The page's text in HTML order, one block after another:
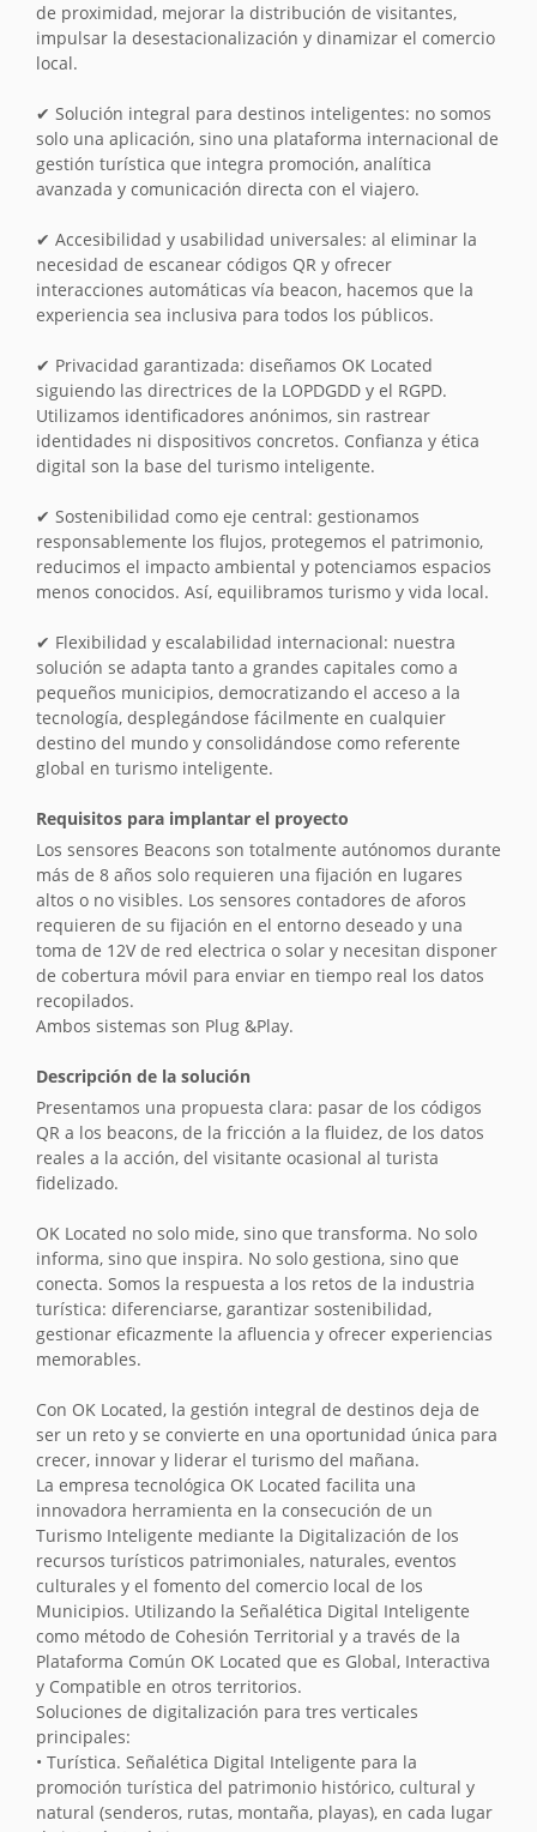
de proximidad, mejorar la distribución de visitantes,
impulsar la desestacionalización y dinamizar el comercio
local.
✔ Solución integral para destinos inteligentes: no somos
solo una aplicación, sino una plataforma internacional de
gestión turística que integra promoción, analítica
avanzada y comunicación directa con el viajero.
✔ Accesibilidad y usabilidad universales: al eliminar la
necesidad de escanear códigos QR y ofrecer
interacciones automáticas vía beacon, hacemos que la
experiencia sea inclusiva para todos los públicos.
✔ Privacidad garantizada: diseñamos OK Located
siguiendo las directrices de la LOPDGDD y el RGPD.
Utilizamos identificadores anónimos, sin rastrear
identidades ni dispositivos concretos. Confianza y ética
digital son la base del turismo inteligente.
✔ Sostenibilidad como eje central: gestionamos
responsablemente los flujos, protegemos el patrimonio,
reducimos el impacto ambiental y potenciamos espacios
menos conocidos. Así, equilibramos turismo y vida local.
✔ Flexibilidad y escalabilidad internacional: nuestra
solución se adapta tanto a grandes capitales como a
pequeños municipios, democratizando el acceso a la
tecnología, desplegándose fácilmente en cualquier
destino del mundo y consolidándose como referente
global en turismo inteligente.
Requisitos para implantar el proyecto
Los sensores Beacons son totalmente autónomos durante
más de 8 años solo requieren una fijación en lugares
altos o no visibles. Los sensores contadores de aforos
requieren de su fijación en el entorno deseado y una
toma de 12V de red electrica o solar y necesitan disponer
de cobertura móvil para enviar en tiempo real los datos
recopilados.
Ambos sistemas son Plug &Play.
Descripción de la solución
Presentamos una propuesta clara: pasar de los códigos
QR a los beacons, de la fricción a la fluidez, de los datos
reales a la acción, del visitante ocasional al turista
fidelizado.
OK Located no solo mide, sino que transforma. No solo
informa, sino que inspira. No solo gestiona, sino que
conecta. Somos la respuesta a los retos de la industria
turística: diferenciarse, garantizar sostenibilidad,
gestionar eficazmente la afluencia y ofrecer experiencias
memorables.
Con OK Located, la gestión integral de destinos deja de
ser un reto y se convierte en una oportunidad única para
crecer, innovar y liderar el turismo del mañana.
La empresa tecnológica OK Located facilita una
innovadora herramienta en la consecución de un
Turismo Inteligente mediante la Digitalización de los
recursos turísticos patrimoniales, naturales, eventos
culturales y el fomento del comercio local de los
Municipios. Utilizando la Señalética Digital Inteligente
como método de Cohesión Territorial y a través de la
Plataforma Común OK Located que es Global, Interactiva
y Compatible en otros territorios.
Soluciones de digitalización para tres verticales
principales:
• Turística. Señalética Digital Inteligente para la
promoción turística del patrimonio histórico, cultural y
natural (senderos, rutas, montaña, playas), en cada lugar